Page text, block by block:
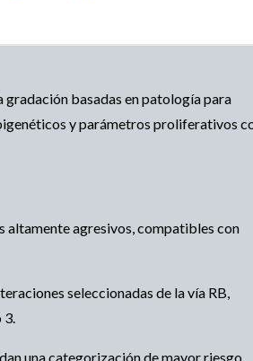
basadas en patología para
y parámetros proliferativos
agresivos, compatibles con
seleccionadas de la vía RB,
una categorización de mayor riesgo